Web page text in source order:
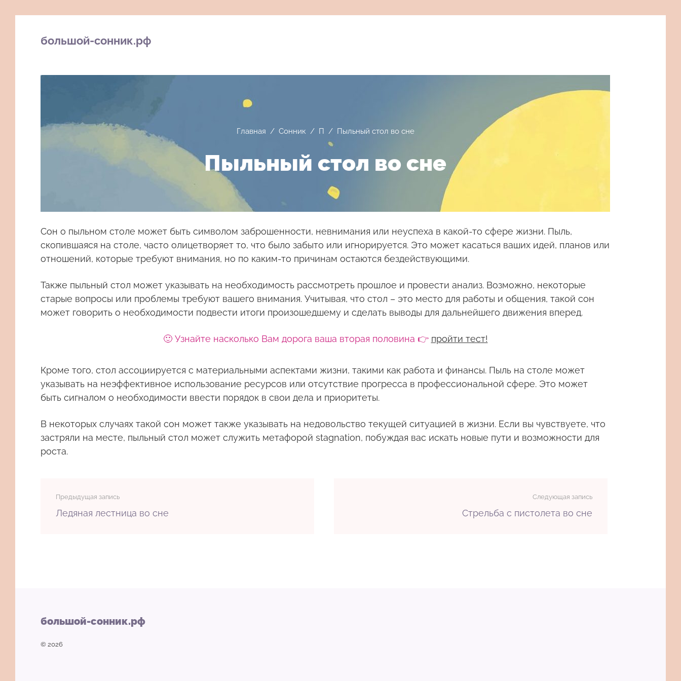
большой-сонник.рф
Главная / Сонник / П / Пыльный стол во сне
Пыльный стол во сне
Сон о пыльном столе может быть символом заброшенности, невнимания или неуспеха в какой-то сфере жизни. Пыль,
скопившаяся на столе, часто олицетворяет то, что было забыто или игнорируется. Это может касаться ваших идей, планов или
отношений, которые требуют внимания, но по каким-то причинам остаются бездействующими.
Также пыльный стол может указывать на необходимость рассмотреть прошлое и провести анализ. Возможно, некоторые
старые вопросы или проблемы требуют вашего внимания. Учитывая, что стол – это место для работы и общения, такой сон
может говорить о необходимости подвести итоги произошедшему и сделать выводы для дальнейшего движения вперед.
🙂 Узнайте насколько Вам дорога ваша вторая половина 👉 пройти тест!
Кроме того, стол ассоциируется с материальными аспектами жизни, такими как работа и финансы. Пыль на столе может
указывать на неэффективное использование ресурсов или отсутствие прогресса в профессиональной сфере. Это может
быть сигналом о необходимости ввести порядок в свои дела и приоритеты.
В некоторых случаях такой сон может также указывать на недовольство текущей ситуацией в жизни. Если вы чувствуете, что
застряли на месте, пыльный стол может служить метафорой stagnation, побуждая вас искать новые пути и возможности для
роста.
Предыдущая запись
Ледяная лестница во сне
Следующая запись
Стрельба с пистолета во сне
большой-сонник.рф
© 2026